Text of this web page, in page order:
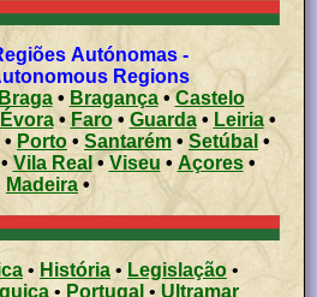
-
Regions
Braga• Bragança•Castelo
Évora• Faro• Guarda• Leiria•
• Porto• Santarém • Setúbal •
Vila Real • Viseu • Açores •
Madeira •
• História • Legislação •
• Portugal • Ultramar